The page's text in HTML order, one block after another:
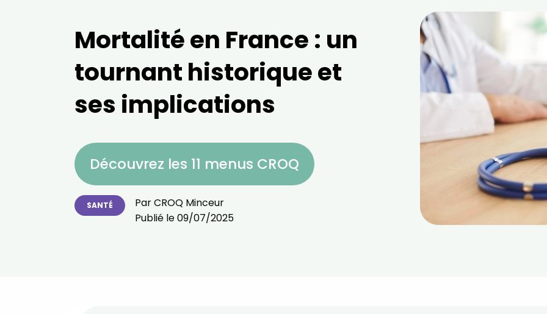
Mortalité en France : un
tournant historique et
ses implications
Découvrez les 11 menus CROQ
SANTÉ ParCROQ Minceur
Publié le09/07/2025